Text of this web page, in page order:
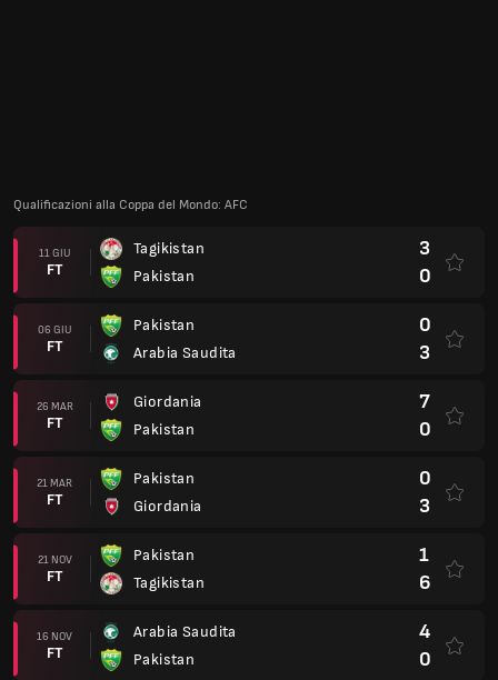
Qualificazioni alla Coppa del Mondo: AFC
11 GIU
FT
Tagikistan
Pakistan
3
0
06 GIU
FT
Pakistan
Arabia Saudita
0
3
26 MAR
FT
Giordania
Pakistan
7
0
21 MAR
FT
Pakistan
Giordania
0
3
21 NOV
FT
Pakistan
Tagikistan
1
6
16 NOV
FT
Arabia Saudita
Pakistan
4
0